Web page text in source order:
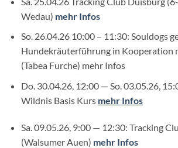
Wedau) mehr Infos
So. 26.04.26 10:00 – 11:30: Souldogs
Hundekräuterführung in Kooperation
(Tabea Furche) mehr Infos
Do. 30.04.26, 12:00 — So. 03.05.26,
Wildnis Basis Kurs mehr Infos
Sa. 09.05.26, 9:00 — 12:30: Tracking
(Walsumer Auen) mehr Infos